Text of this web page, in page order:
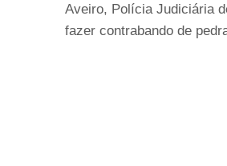
Aveiro, Polícia Judiciária
fazer contrabando de